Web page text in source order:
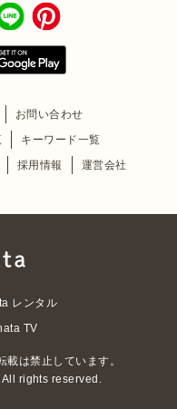
お問い合わせ
キーワード一覧
採用情報 運営会社
レンタル
TV
は禁止しています。
rights reserved.